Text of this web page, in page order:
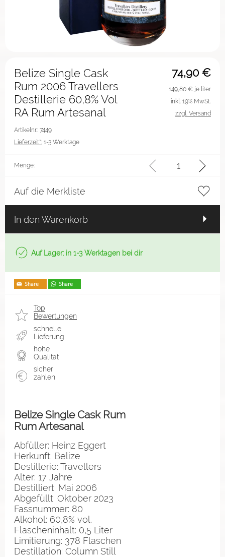
74,90 €
Belize Single Cask
Rum 2006 Travellers
Destillerie 60,8% Vol
RA Rum Artesanal
Artikelnr.: 7449
Lieferzeit*: 1-3 Werktage
149,80 € je liter
inkl. 19% MwSt.
zzgl. Versand
Menge:
Auf die Merkliste
In den Warenkorb
Auf Lager: in 1-3 Werktagen bei dir
Top
Bewertungen
schnelle
Lieferung
hohe
Qualität
sicher
zahlen
Belize Single Cask Rum
Rum Artesanal
Abfüller: Heinz Eggert
Herkunft: Belize
Destillerie: Travellers
Alter: 17 Jahre
Destilliert: Mai 2006
Abgefüllt: Oktober 2023
Fassnummer: 80
Alkohol: 60,8% vol.
Flascheninhalt: 0,5 Liter
Limitierung: 378 Flaschen
Destillation: Column Still